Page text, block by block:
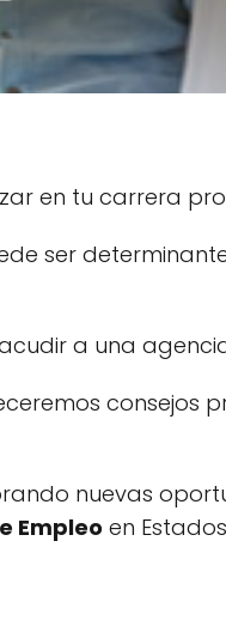
en tu carrera
ser
a una
consejos
nuevas
Empleo en